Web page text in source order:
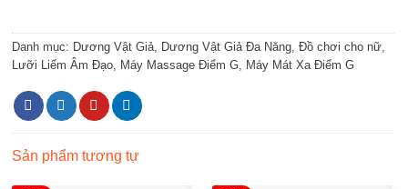
Danh mục: Dương Vật Giả, Dương Vật Giả Đa Năng, Đồ chơi cho nữ,
Lưỡi Liếm Âm Đạo, Máy Massage Điểm G, Máy Mát Xa Điểm G
Sản phẩm tương tự